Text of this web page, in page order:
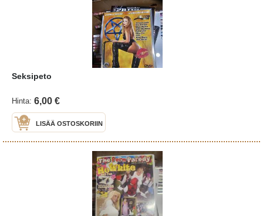
Seksipeto
Hinta: 6,00 €
LISÄÄ OSTOSKORIIN